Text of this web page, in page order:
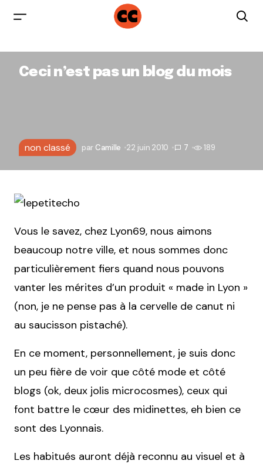
Ceci n’est pas un blog du mois
non classé par Camille 22 juin 2010 7 189
Vous le savez, chez Lyon69, nous aimons
beaucoup notre ville, et nous sommes donc
particulièrement fiers quand nous pouvons
vanter les mérites d’un produit « made in Lyon »
(non, je ne pense pas à la cervelle de canut ni
au saucisson pistaché).
En ce moment, personnellement, je suis donc
un peu fière de voir que côté mode et côté
blogs (ok, deux jolis microcosmes), ceux qui
font battre le cœur des midinettes, eh bien ce
sont des Lyonnais.
Les habitués auront déjà reconnu au visuel et à